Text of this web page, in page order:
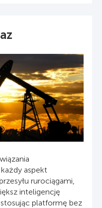
aspekt
rurociągami,
inteligencję
platformę bez